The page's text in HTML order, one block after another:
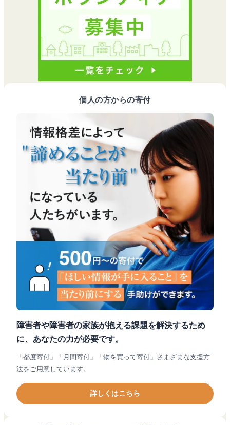
個人の方からの寄付
障害者や障害者の家族が抱える課題を解決するため
に、あなたの力が必要です。
「都度寄付」「月間寄付」「物を買って寄付」さまざまな支援方
法をご用意しています。
詳しくはこちら